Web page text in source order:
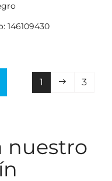
146109430
1 3
nuestro